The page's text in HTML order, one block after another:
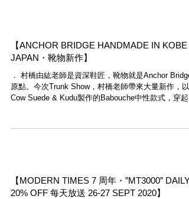
【ANCHOR BRIDGE HANDMADE IN KOBE
JAPAN・靴物新作】
． 村橋由紘老師是資深鞋匠，靴物就是Anchor
原點。今次Trunk Show，村橋老師帶來大量新作，以
Cow Suede & Kudu製作的Babouche中性款式，穿起
【MODERN TIMES 7 周年・”MT3000” DAILY
20% OFF 每天放送 26-27 SEPT 2020】